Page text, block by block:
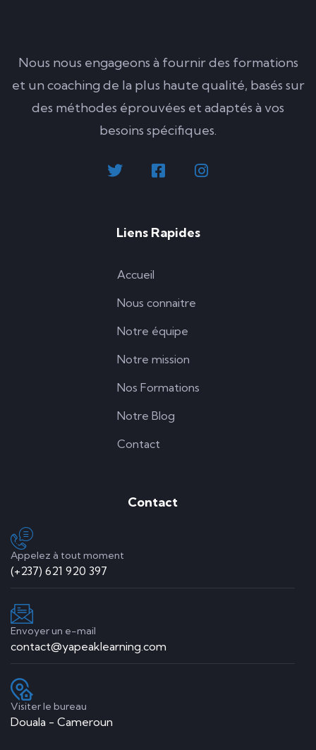
Nous nous engageons à fournir des formations
et un coaching de la plus haute qualité, basés sur
des méthodes éprouvées et adaptés à vos
besoins spécifiques.
Liens Rapides
Accueil
Nous connaitre
Notre équipe
Notre mission
Nos Formations
Notre Blog
Contact
Contact
Appelez à tout moment
(+237) 621 920 397
Envoyer un e-mail
contact@yapeaklearning.com
Visiter le bureau
Douala - Cameroun